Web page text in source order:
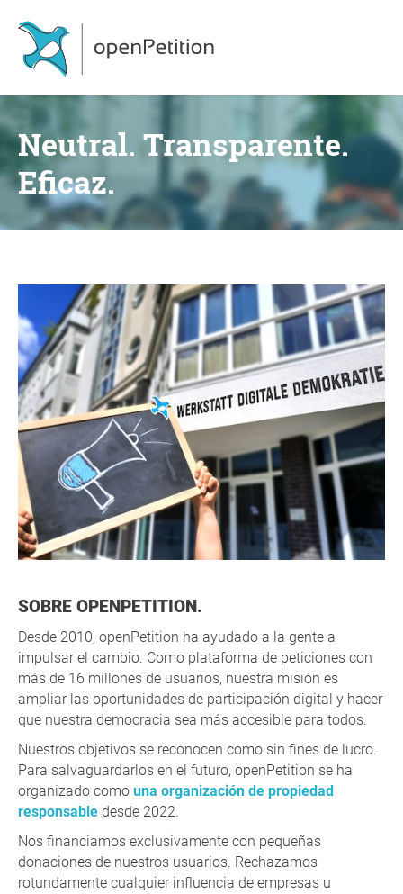
Neutral. Transparente.
Eficaz.
SOBRE OPENPETITION.
Desde 2010, openPetition ha ayudado a la gente a
impulsar el cambio. Como plataforma de peticiones con
más de 16 millones de usuarios, nuestra misión es
ampliar las oportunidades de participación digital y hacer
que nuestra democracia sea más accesible para todos.
Nuestros objetivos se reconocen como sin fines de lucro.
Para salvaguardarlos en el futuro, openPetition se ha
organizado como una organización de propiedad
responsable desde 2022.
Nos financiamos exclusivamente con pequeñas
donaciones de nuestros usuarios. Rechazamos
rotundamente cualquier influencia de empresas u